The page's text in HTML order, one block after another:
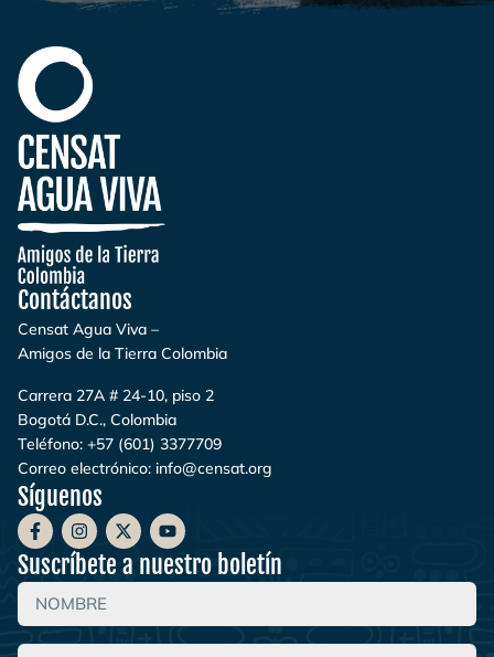
Contáctanos
Censat Agua Viva –
Amigos de la Tierra Colombia
Carrera 27A # 24-10, piso 2
Bogotá D.C., Colombia
Teléfono: +57 (601) 3377709
Correo electrónico: info@censat.org
Síguenos
Suscríbete a nuestro boletín